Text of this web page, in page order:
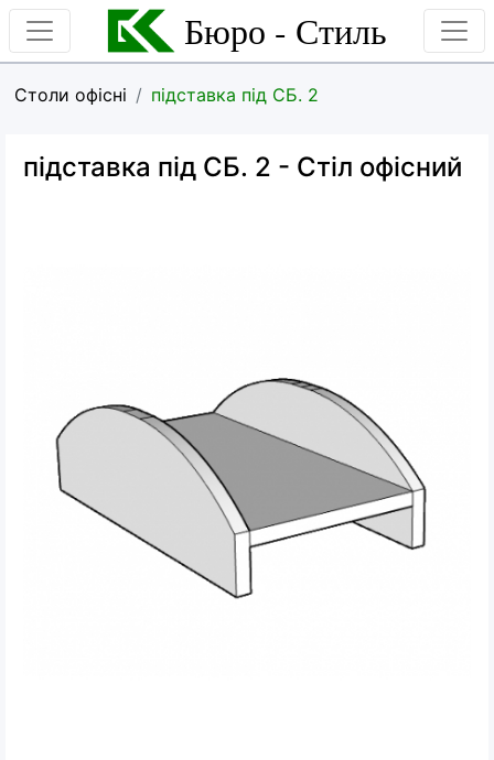
Бюро - Стиль
Столи офісні підставка під СБ. 2
підставка під СБ. 2 - Стіл офісний